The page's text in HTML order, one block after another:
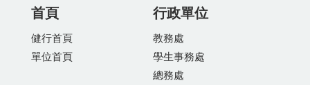
首頁
健行首頁
單位首頁
行政單位
教務處
學生事務處
總務處